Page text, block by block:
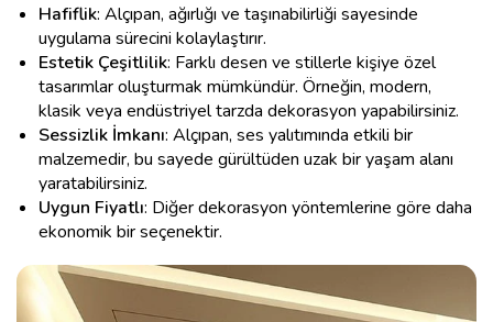
Hafiflik: Alçıpan, ağırlığı ve taşınabilirliği sayesinde
uygulama sürecini kolaylaştırır.
Estetik Çeşitlilik: Farklı desen ve stillerle kişiye özel
tasarımlar oluşturmak mümkündür. Örneğin, modern,
klasik veya endüstriyel tarzda dekorasyon yapabilirsiniz.
Sessizlik İmkanı: Alçıpan, ses yalıtımında etkili bir
malzemedir, bu sayede gürültüden uzak bir yaşam alanı
yaratabilirsiniz.
Uygun Fiyatlı: Diğer dekorasyon yöntemlerine göre daha
ekonomik bir seçenektir.